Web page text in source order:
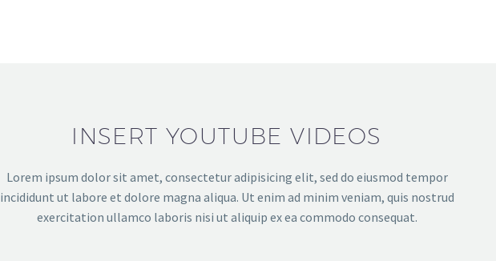
INSERT YOUTUBE VIDEOS
Lorem ipsum dolor sit amet, consectetur adipisicing elit, sed do eiusmod tempor
incididunt ut labore et dolore magna aliqua. Ut enim ad minim veniam, quis nostrud
exercitation ullamco laboris nisi ut aliquip ex ea commodo consequat.